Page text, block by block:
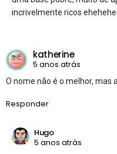
incrivelmente ricos ehehehe
katherine
5 anos atrás
O nome não é o melhor, mas
Responder
Hugo
5 anos atrás